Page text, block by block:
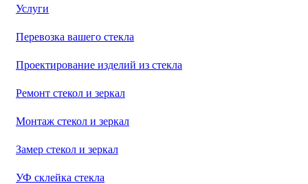
Услуги
Перевозка вашего стекла
Проектирование изделий из стекла
Ремонт стекол и зеркал
Монтаж стекол и зеркал
Замер стекол и зеркал
УФ склейка стекла